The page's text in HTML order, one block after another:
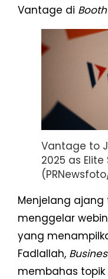
Vantage di Booth
Vantage to
2025 as Elite
Menjelang
menggelar
yang
Fadlallah,
membahas topik